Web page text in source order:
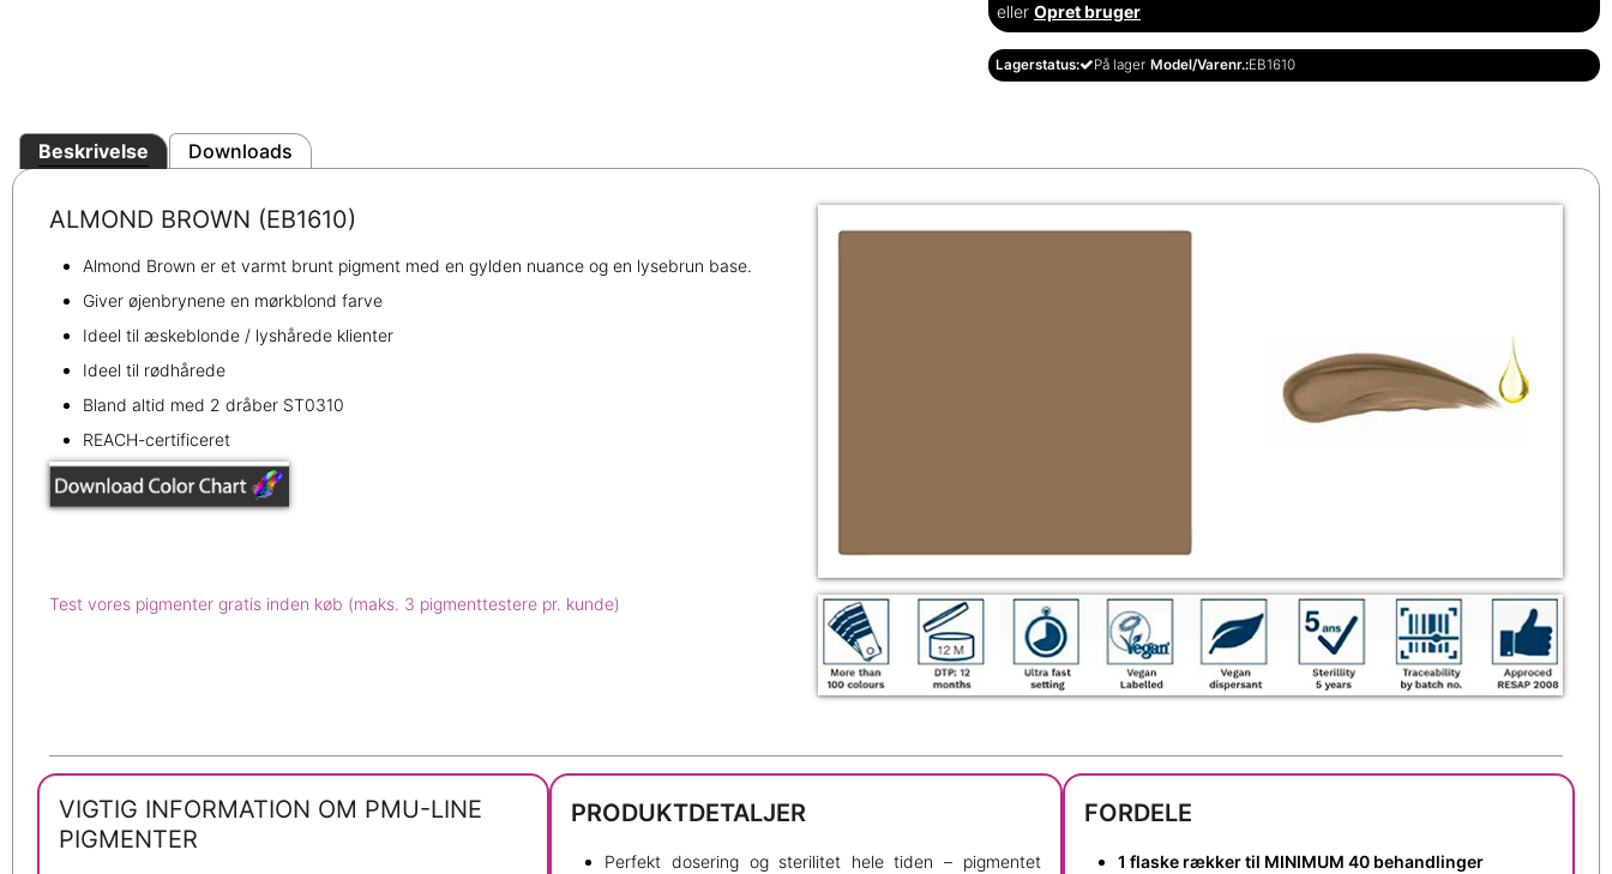
eller Opret bruger
Lagerstatus: På lager Model/Varenr.:EB1610
Beskrivelse Downloads
ALMOND BROWN (EB1610)
Almond Brown er et varmt brunt pigment med en gylden nuance og en lysebrun base.
Giver øjenbrynene en mørkblond farve
Ideel til æskeblonde / lyshårede klienter
Ideel til rødhårede
Bland altid med 2 dråber ST0310
REACH-certificeret
Test vores pigmenter gratis inden køb (maks. 3 pigmenttestere pr. kunde)
VIGTIG INFORMATION OM PMU-LINE
PIGMENTER
PRODUKTDETALJER
Perfekt dosering og sterilitet hele tiden – pigmentet
FORDELE
1 flaske rækker til MINIMUM 40 behandlinger